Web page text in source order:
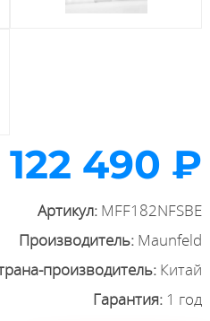
122 490 ₽
Артикул: MFF182NFSBE
Производитель: Maunfeld
производитель: Китай
Гарантия: 1 год